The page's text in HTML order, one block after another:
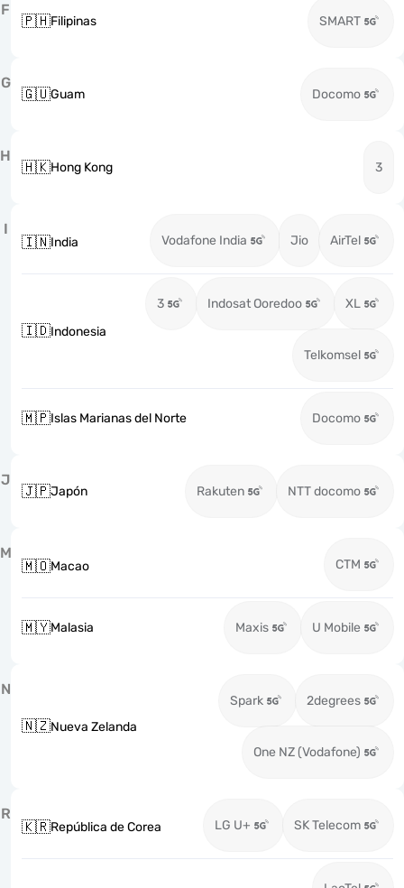
F
🇵🇭Filipinas SMART
G
🇬🇺Guam Docomo
H
🇭🇰Hong Kong 3
I
🇮🇳India Vodafone India Jio AirTel
🇮🇩Indonesia
3 Indosat Ooredoo XL
Telkomsel
🇲🇵Islas Marianas del Norte Docomo
J
🇯🇵Japón Rakuten NTT docomo
M
🇲🇴Macao CTM
🇲🇾Malasia Maxis U Mobile
N
🇳🇿Nueva Zelanda
Spark 2degrees
One NZ (Vodafone)
R
🇰🇷República de Corea LG U+ SK Telecom